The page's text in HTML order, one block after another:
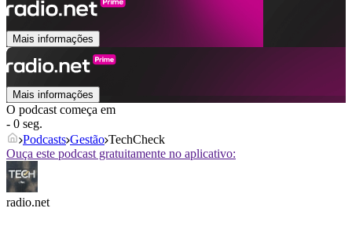
Mais informações
Mais informações
O podcast começa em
- 0 seg.
Podcasts Gestão TechCheck
Ouça este podcast gratuitamente no aplicativo:
radio.net